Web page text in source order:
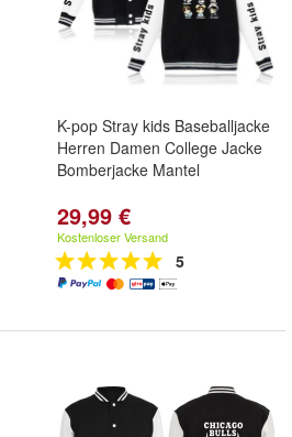
K-pop Stray kids Baseballjacke
Herren Damen College Jacke
Bomberjacke Mantel
29,99 €
Kostenloser Versand
5